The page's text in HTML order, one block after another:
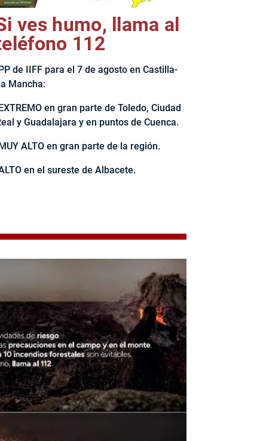
ves humo, llama al
112
IPP de IIFF para el 7 de agosto en Castilla-
Mancha:
en gran parte de Toledo, Ciudad
y Guadalajara y en puntos de Cuenca.
ALTO en gran parte de la región.
en el sureste de Albacete.